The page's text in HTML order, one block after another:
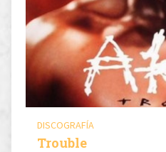
DISCOGRAFÍA
Trouble